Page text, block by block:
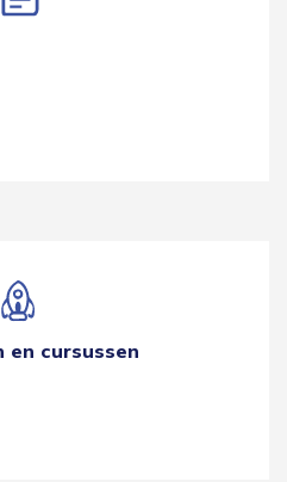
en cursussen